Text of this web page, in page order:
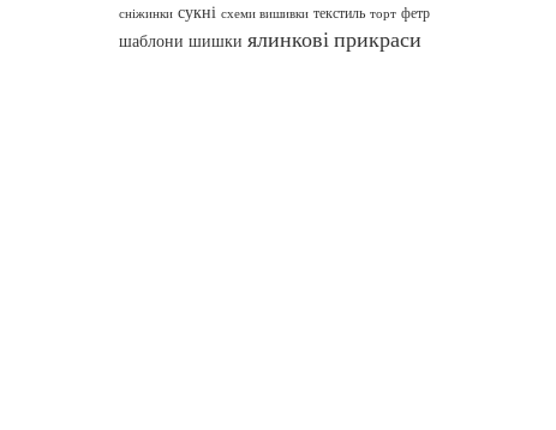
сніжинки сукні схеми вишивки текстиль торт фетр
шаблони шишки ялинкові прикраси